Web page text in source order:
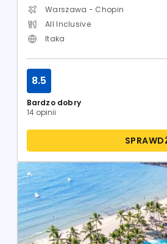
Warszawa - Chopin
All Inclusive
Itaka
Bardzo dobry
14 opinii
8.5